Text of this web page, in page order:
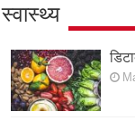
स्वास्थ्य